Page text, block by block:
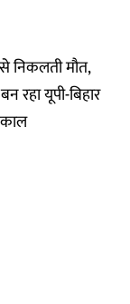
निकलती मौत,
रहा यूपी-बिहार